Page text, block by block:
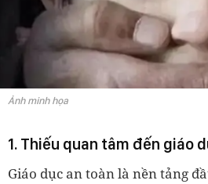
Ảnh minh họa
1. Thiếu quan tâm đến giáo
Giáo dục an toàn là nền tảng